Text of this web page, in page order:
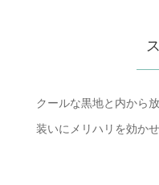
クールな黒地と内から
装いにメリハリを効かせ